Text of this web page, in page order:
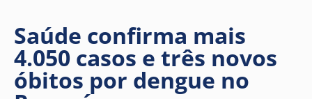
Saúde confirma mais
4.050 casos e três novos
óbitos por dengue no